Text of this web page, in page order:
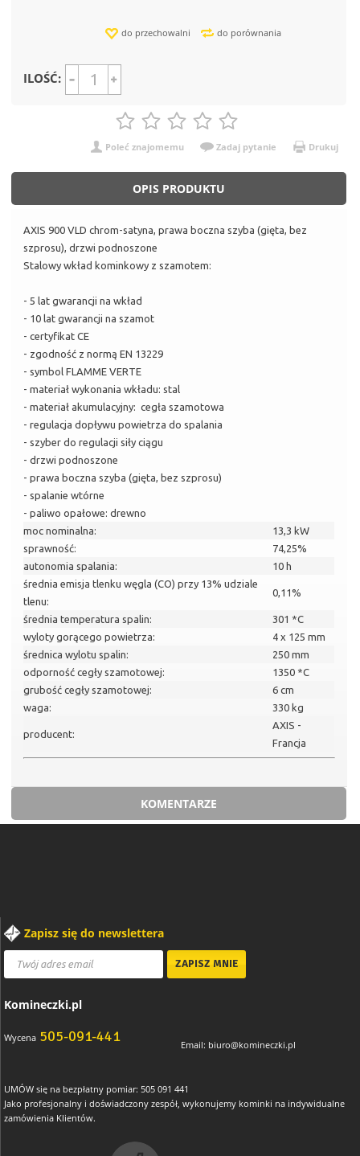
do przechowalni do porównania
ILOŚĆ:
Poleć znajomemu Zadaj pytanie Drukuj
OPIS PRODUKTU
AXIS 900 VLD chrom-satyna, prawa boczna szyba (gięta, bez
szprosu), drzwi podnoszone
Stalowy wkład kominkowy z szamotem:
- 5 lat gwarancji na wkład
- 10 lat gwarancji na szamot
- certyfikat CE
- zgodność z normą EN 13229
- symbol FLAMME VERTE
- materiał wykonania wkładu: stal
- materiał akumulacyjny: cegła szamotowa
- regulacja dopływu powietrza do spalania
- szyber do regulacji siły ciągu
- drzwi podnoszone
- prawa boczna szyba (gięta, bez szprosu)
- spalanie wtórne
- paliwo opałowe: drewno
moc nominalna:
13,3 kW
sprawność:
74,25%
autonomia spalania:
10 h
średnia emisja tlenku węgla (CO) przy 13% udziale
tlenu:
0,11%
średnia temperatura spalin:
301 *C
wyloty gorącego powietrza:
4 x 125 mm
średnica wylotu spalin:
250 mm
odporność cegły szamotowej:
1350 *C
grubość cegły szamotowej:
6 cm
waga:
330 kg
producent:
AXIS -
Francja
KOMENTARZE
Zapisz się do newslettera
Komineczki.pl
Wycena 505-091-441 Email: biuro@komineczki.pl
UMÓW się na bezpłatny pomiar: 505 091 441
Jako profesjonalny i doświadczony zespół, wykonujemy kominki na indywidualne
zamówienia Klientów.